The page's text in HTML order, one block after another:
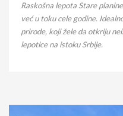
Raskošna lepota Stare
već u toku cele godine.
prirode, koji žele da otkriju
lepotice na istoku Srbije.